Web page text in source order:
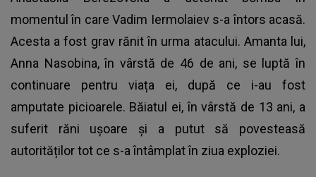
momentul în care Vadim Iermolaiev s-a întors acasă.
Acesta a fost grav rănit în urma atacului. Amanta lui,
Anna Nasobina, în vârstă de 46 de ani, se luptă în
continuare pentru viața ei, după ce i-au fost
amputate picioarele. Băiatul ei, în vârstă de 13 ani, a
suferit răni ușoare și a putut să povesteasă
autorităților tot ce s-a întâmplat în ziua exploziei.